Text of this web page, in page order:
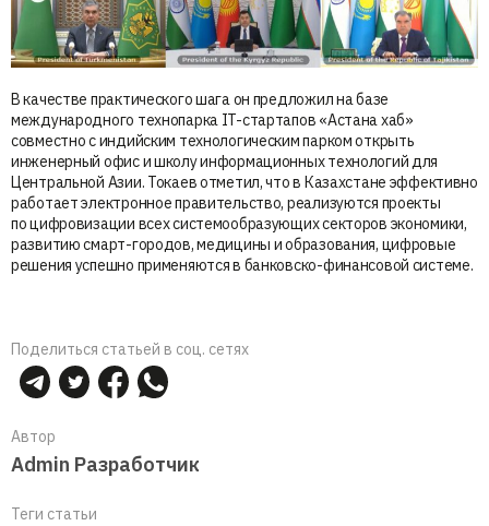
В качестве практического шага он предложил на базе
международного технопарка IT-стартапов «Астана хаб»
совместно с индийским технологическим парком открыть
инженерный офис и школу информационных технологий для
Центральной Азии. Токаев отметил, что в Казахстане эффективно
работает электронное правительство, реализуются проекты
по цифровизации всех системообразующих секторов экономики,
развитию смарт-городов, медицины и образования, цифровые
решения успешно применяются в банковско-финансовой системе.
Поделиться статьей в соц. сетях
Автор
Admin Разработчик
Теги статьи